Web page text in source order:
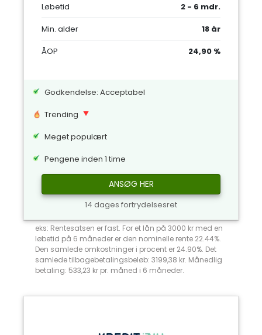
Løbetid
2 - 6 mdr.
Min. alder
18 år
ÅOP
24,90 %
Godkendelse: Acceptabel
Trending
Meget populært
Pengene inden 1 time
ANSØG HER
14 dages fortrydelsesret
eks: Rentesatsen er fast. For et lån på 3000 kr med en
løbetid på 6 måneder er den nominelle rente 22.44%.
Den samlede omkostninger i procent er 24.90%. Det
samlede tilbagebetalingsbeløb: 3199,38 kr. Månedlig
betaling: 533,23 kr pr. måned i 6 måneder.